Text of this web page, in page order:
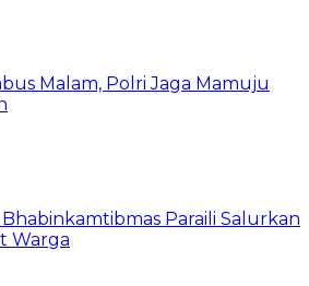
Malam, Polri Jaga Mamuju
Paraili Salurkan
Warga